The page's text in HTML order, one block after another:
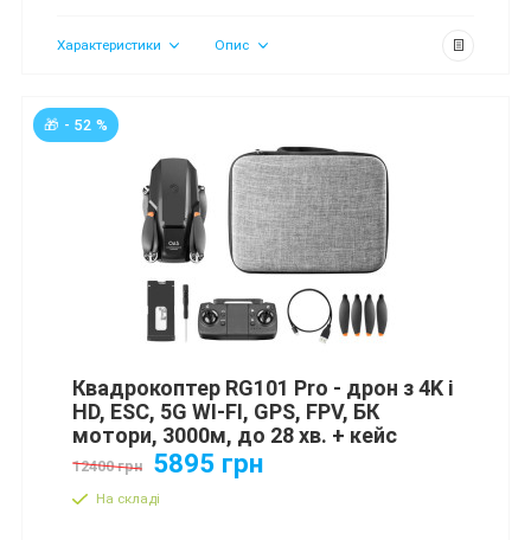
Характеристики Опис
🎁 - 52 %
Квадрокоптер RG101 Pro - дрон з 4K і
HD, ESC, 5G WI-FI, GPS, FPV, БК
мотори, 3000м, до 28 хв. + кейс
12400 грн 5895 грн
На складі